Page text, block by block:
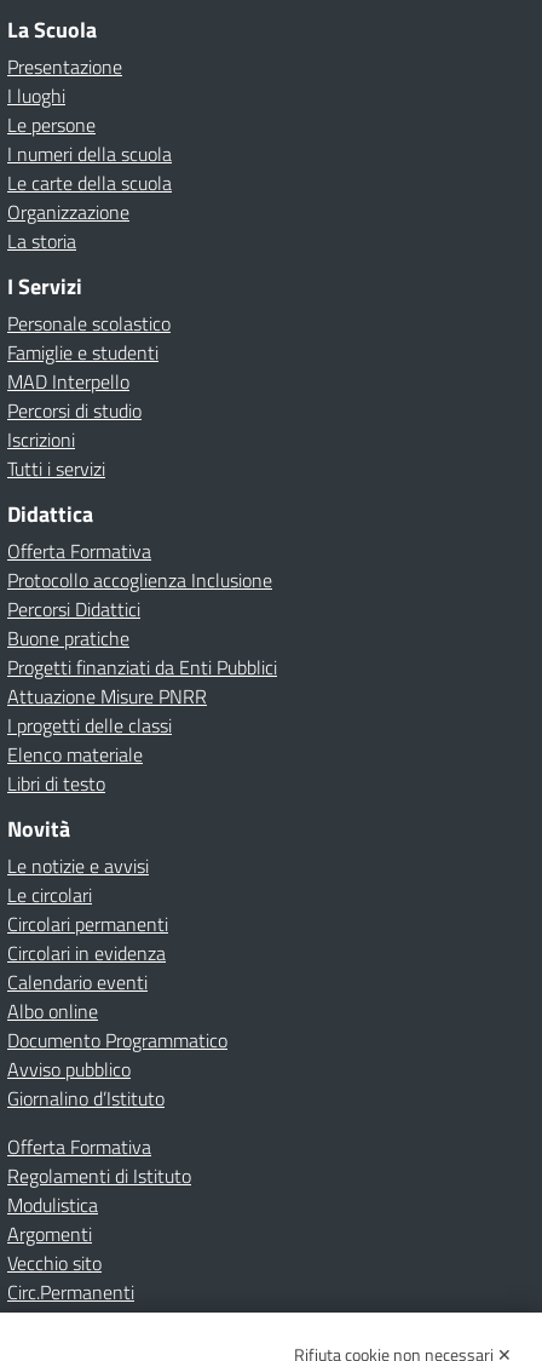
La Scuola
Presentazione
I luoghi
Le persone
I numeri della scuola
Le carte della scuola
Organizzazione
La storia
I Servizi
Personale scolastico
Famiglie e studenti
MAD Interpello
Percorsi di studio
Iscrizioni
Tutti i servizi
Didattica
Offerta Formativa
Protocollo accoglienza Inclusione
Percorsi Didattici
Buone pratiche
Progetti finanziati da Enti Pubblici
Attuazione Misure PNRR
I progetti delle classi
Elenco materiale
Libri di testo
Novità
Le notizie e avvisi
Le circolari
Circolari permanenti
Circolari in evidenza
Calendario eventi
Albo online
Documento Programmatico
Avviso pubblico
Giornalino d’Istituto
Offerta Formativa
Regolamenti di Istituto
Modulistica
Argomenti
Vecchio sito
Circ.Permanenti
Rifiuta cookie non necessari ✕